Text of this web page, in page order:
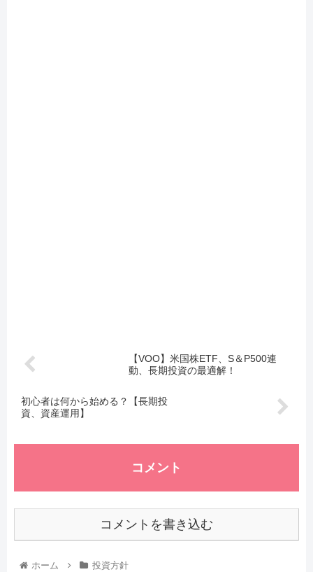
【VOO】米国株ETF、S＆P500連
動、長期投資の最適解！
初心者は何から始める？【長期投
資、資産運用】
コメント
コメントを書き込む
ホーム 投資方針